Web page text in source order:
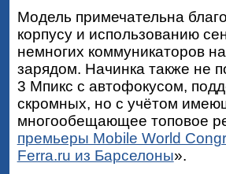
Модель примечательна
корпусу и использованию
немногих коммуникаторов
зарядом. Начинка также не
3 Мпикс с автофокусом,
скромных, но с учётом
многообещающее топовое
премьеры Mobile World
Ferra.ru из Барселоны».